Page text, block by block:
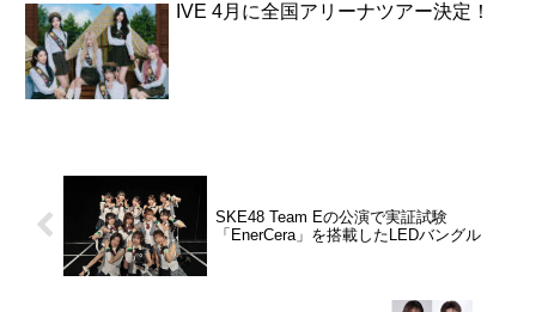
IVE 4月に全国アリーナツアー決定！
SKE48 Team Eの公演で実証試験
「EnerCera」を搭載したLEDバングル